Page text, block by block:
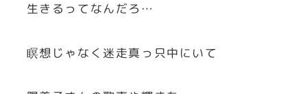
生きるってなんだろ…
瞑想じゃなく迷走真っ只中にいて